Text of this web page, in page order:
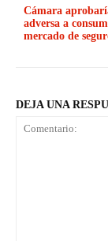
Cámara
adversa a
mercado de
DEJA UNA